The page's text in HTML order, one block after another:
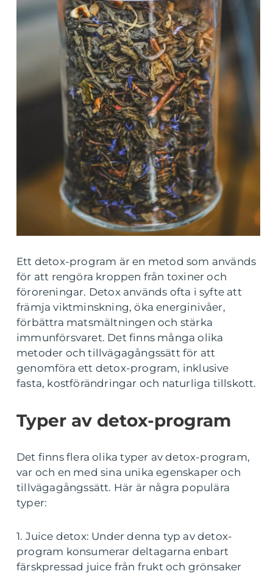
Ett detox-program är en metod som används
för att rengöra kroppen från toxiner och
föroreningar. Detox används ofta i syfte att
främja viktminskning, öka energinivåer,
förbättra matsmältningen och stärka
immunförsvaret. Det finns många olika
metoder och tillvägagångssätt för att
genomföra ett detox-program, inklusive
fasta, kostförändringar och naturliga tillskott.
Typer av detox-program
Det finns flera olika typer av detox-program,
var och en med sina unika egenskaper och
tillvägagångssätt. Här är några populära
typer:
1. Juice detox: Under denna typ av detox-
program konsumerar deltagarna enbart
färskpressad juice från frukt och grönsaker